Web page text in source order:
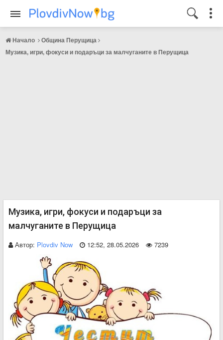
Начало
Община Перущица
Музика, игри, фокуси и подаръци за малчуганите в Перущица
Музика, игри, фокуси и подаръци за
малчуганите в Перущица
Автор: Plovdiv Now 12:52, 28.05.2026 7239